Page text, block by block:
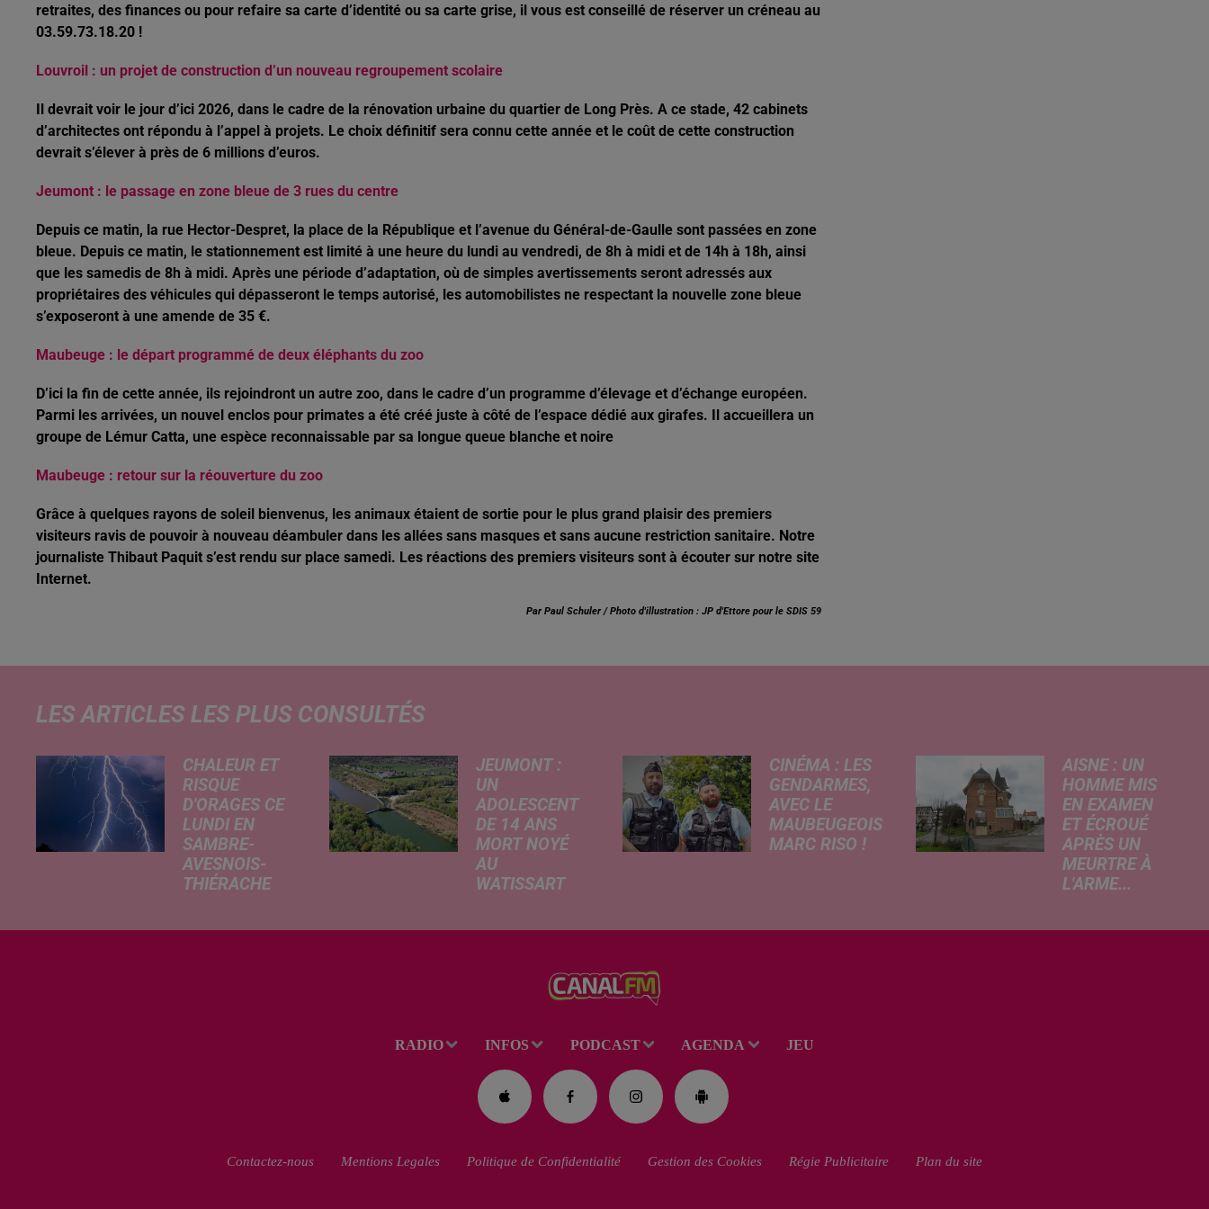
retraites, des finances ou pour refaire sa carte d’identité ou sa carte grise, il vous est conseillé de réserver un créneau au
03.59.73.18.20 !
Louvroil : un projet de construction d’un nouveau regroupement scolaire
Il devrait voir le jour d’ici 2026, dans le cadre de la rénovation urbaine du quartier de Long Près. A ce stade, 42 cabinets
d’architectes ont répondu à l’appel à projets. Le choix définitif sera connu cette année et le coût de cette construction
devrait s’élever à près de 6 millions d’euros.
Jeumont : le passage en zone bleue de 3 rues du centre
Depuis ce matin, la rue Hector-Despret, la place de la République et l’avenue du Général-de-Gaulle sont passées en zone
bleue. Depuis ce matin, le stationnement est limité à une heure du lundi au vendredi, de 8h à midi et de 14h à 18h, ainsi
que les samedis de 8h à midi. Après une période d’adaptation, où de simples avertissements seront adressés aux
propriétaires des véhicules qui dépasseront le temps autorisé, les automobilistes ne respectant la nouvelle zone bleue
s’exposeront à une amende de 35 €.
Maubeuge : le départ programmé de deux éléphants du zoo
D’ici la fin de cette année, ils rejoindront un autre zoo, dans le cadre d’un programme d’élevage et d’échange européen.
Parmi les arrivées, un nouvel enclos pour primates a été créé juste à côté de l’espace dédié aux girafes. Il accueillera un
groupe de Lémur Catta, une espèce reconnaissable par sa longue queue blanche et noire
Maubeuge : retour sur la réouverture du zoo
Grâce à quelques rayons de soleil bienvenus, les animaux étaient de sortie pour le plus grand plaisir des premiers
visiteurs ravis de pouvoir à nouveau déambuler dans les allées sans masques et sans aucune restriction sanitaire. Notre
journaliste Thibaut Paquit s’est rendu sur place samedi. Les réactions des premiers visiteurs sont à écouter sur notre site
Internet.
Par Paul Schuler / Photo d'illustration : JP d'Ettore pour le SDIS 59
LES ARTICLES LES PLUS CONSULTÉS
CHALEUR ET
RISQUE
D'ORAGES CE
LUNDI EN
SAMBRE-
AVESNOIS-
THIÉRACHE
JEUMONT :
UN
ADOLESCENT
DE 14 ANS
MORT NOYÉ
AU
WATISSART
lundi par nos
confrères de La
perdu la vie dans
le plan d'eau de
la base de loisirs
du...
CINÉMA : LES
GENDARMES,
AVEC LE
MAUBEUGEOIS
MARC RISO !
de la célèbre bande
cinéma. À cette
AISNE : UN
HOMME MIS
EN EXAMEN
ET ÉCROUÉ
APRÈS UN
MEURTRE À
L'ARME...
RADIO INFOS PODCAST AGENDA JEU
Contactez-nous Mentions Legales Politique de Confidentialité Gestion des Cookies Régie Publicitaire Plan du site